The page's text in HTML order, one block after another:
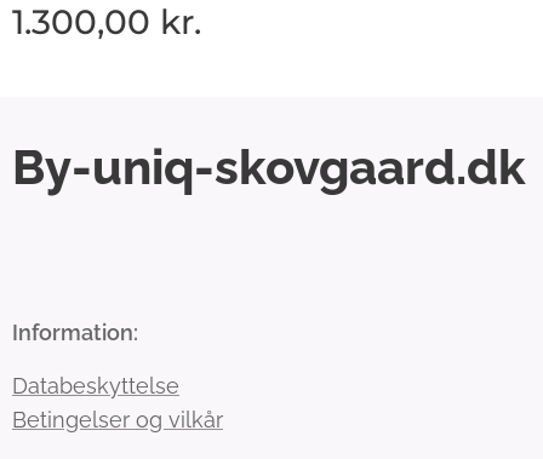
1.300,00 kr.
By-uniq-skovgaard.dk
Information:
Databeskyttelse
Betingelser og vilkår